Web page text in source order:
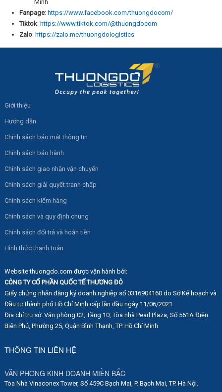
Minh
Fanpage: https://www.facebook.com/thuongdocom/
Tiktok: https://www.tiktok.com/@thuongdocom
Zalo: https://zalo.me/thuongdologistics
Giới thiệu
Hướng dẫn
Chính sách bảo mật thông tin
Chính sách bảo hành
Chính sách giao nhận vận chuyển
Chính sách giải quyết tranh chấp
Chính sách kiểm hàng
Chính sách và quy định chung
Chính sách đổi trả và hoàn tiền
Hình thức thanh toán
Website thuongdo.com được vận hành bởi:
CÔNG TY CỔ PHẦN QUỐC TẾ THƯƠNG ĐÔ
Giấy chứng nhận đăng ký doanh nghiệp số 0316904160 do Sở Kế hoạch và
Đầu tư thành phố Hồ Chí Minh cấp lần đầu ngày 11/06/2021
Địa chỉ trụ sở: Văn phòng 02, Tầng 10, Tòa nhà Pearl Plaza, Số 561A Điện
Biên Phủ, Phường 25, Quận Bình Thạnh, TP. Hồ Chí Minh
THÔNG TIN LIÊN HỆ
VĂN PHÒNG KINH DOANH MIỀN BẮC
Tòa Nhà Vinaconex Tower, Số 459C Bạch Mai, P. Bạch Mai, TP. Hà Nội.